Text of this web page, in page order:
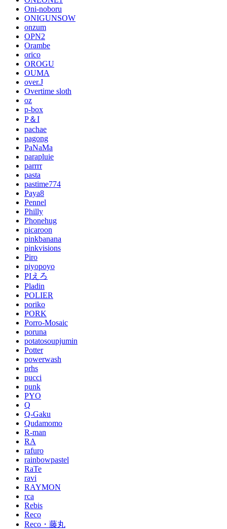
Oni-noboru
ONIGUNSOW
onzum
OPN2
Orambe
orico
OROGU
OUMA
over.J
Overtime sloth
oz
p-box
P＆I
pachae
pagong
PaNaMa
parapluie
parrrr
pasta
pastime774
Paya8
Pennel
Philly
Phonehug
picaroon
pinkbanana
pinkvisions
Piro
piyopoyo
PIえろ
Pladin
POLIER
poriko
PORK
Porro-Mosaic
poruna
potatosoupjumin
Potter
powerwash
prhs
pucci
punk
PYO
Q
Q-Gaku
Qudamomo
R-man
RA
rafuro
rainbowpastel
RaTe
ravi
RAYMON
rca
Rebis
Reco
Reco・藤丸